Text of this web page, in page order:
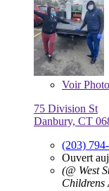
Voir
75 Division St
Danbury, CT
(203)
Ouvert
(@ West
Childrens